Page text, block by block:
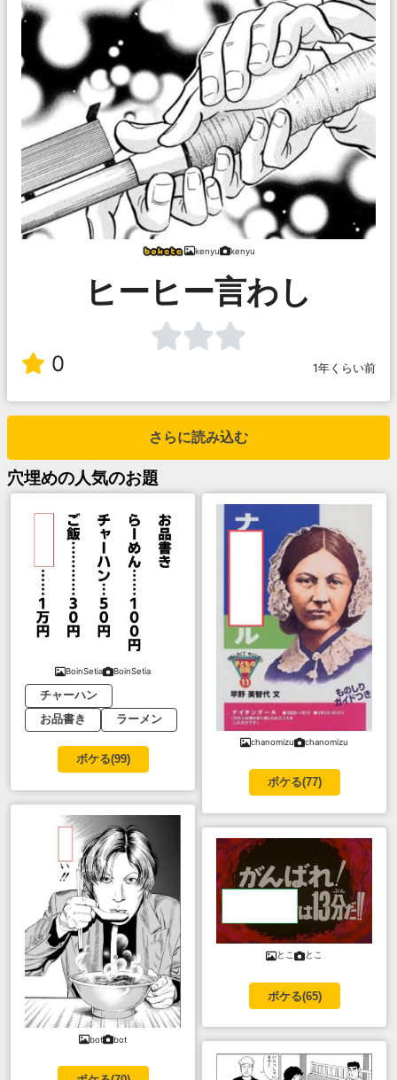
kenyu kenyu
ヒーヒー言わし
0 1年くらい前
さらに読み込む
穴埋めの人気のお題
BoinSetia BoinSetia
チャーハン
お品書き
ラーメン
ボケる(99)
bot bot
chanomizu chanomizu
ボケる(77)
とこ とこ
ボケる(65)